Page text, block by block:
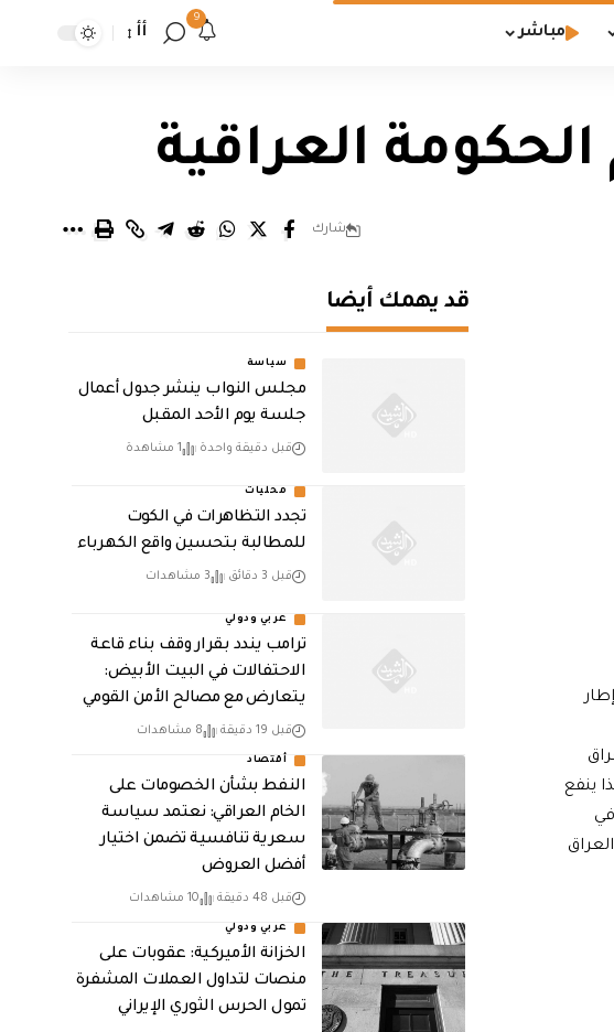
مباشر
9
أأ
العراقية
شارك
ينفع
قد يهمك أيضا
سياسة
مجلس النواب ينشر جدول أعمال
جلسة يوم الأحد المقبل
قبل دقيقة واحدة 1 مشاهدة
محليات
تجدد التظاهرات في الكوت
للمطالبة بتحسين واقع الكهرباء
قبل 3 دقائق 3 مشاهدات
عربي ودولي
ترامب يندد بقرار وقف بناء قاعة
الاحتفالات في البيت الأبيض:
يتعارض مع مصالح الأمن القومي
قبل 19 دقيقة 8 مشاهدات
أقتصاد
النفط بشأن الخصومات على
الخام العراقي: نعتمد سياسة
سعرية تنافسية تضمن اختيار
أفضل العروض
قبل 48 دقيقة 10 مشاهدات
عربي ودولي
الخزانة الأميركية: عقوبات على
منصات لتداول العملات المشفرة
تمول الحرس الثوري الإيراني